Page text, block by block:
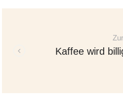
Navigation
Kaffee wird